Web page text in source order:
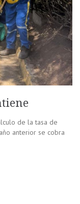
de la tasa de
anterior se cobra